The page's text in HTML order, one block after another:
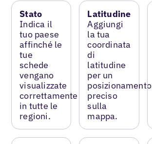
Stato
Indica il
tuo paese
affinché le
tue
schede
vengano
visualizzate
correttamente
in tutte le
regioni.
Latitudine
Aggiungi
la tua
coordinata
di
latitudine
per un
posizionamento
preciso
sulla
mappa.